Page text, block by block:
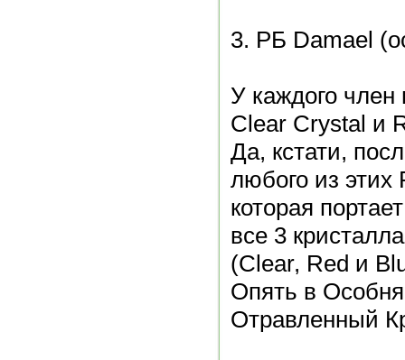
3. РБ Damael
У каждого
Clear Crystal и
Да, кстати,
любого из этих
которая
все 3
(Clear, Red и
Опять в
Отравленный